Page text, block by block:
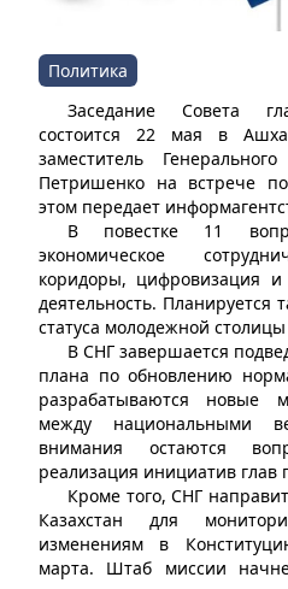
Политика
Заседание Совета
состоится 22 мая в
заместитель
Петришенко на встрече
этом передает
В повестке 11
экономическое
коридоры, цифровизация и
деятельность. Планируется
статуса молодежной
В СНГ завершается
плана по обновлению
разрабатываются новые
между национальными
внимания остаются
реализация инициатив глав
Кроме того, СНГ
Казахстан для
изменениям в
марта. Штаб миссии